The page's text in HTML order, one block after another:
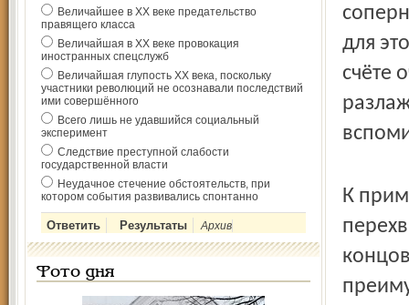
Величайшее в ХХ веке предательство
правящего класса
Величайшая в ХХ веке провокация
иностранных спецслужб
Величайшая глупость ХХ века, поскольку
участники революций не осознавали последствий
ими совершённого
Всего лишь не удавшийся социальный
эксперимент
Следствие преступной слабости
государственной власти
Неудачное стечение обстоятельств, при
котором события развивались спонтанно
Архив
Фото дня
для
счёте
К